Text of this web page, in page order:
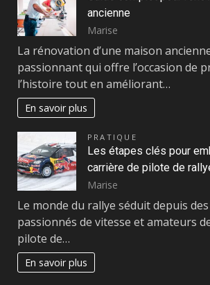
ancienne
Marise
La rénovation d’une maison
passionnant qui offre l’occasion de
l’histoire tout en améliorant…
En savoir plus
PRATIQUE
Les étapes clés pour
carrière de pilote de
Marise
Le monde du rallye séduit depuis
passionnés de vitesse et amateurs
pilote de…
En savoir plus